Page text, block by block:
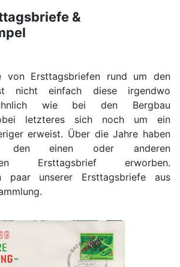
&
von Ersttagsbriefen rund um den
nicht einfach diese irgendwo
wie bei den Bergbau
letzteres sich noch um ein
erweist. Über die Jahre haben
den einen oder anderen
Ersttagsbrief erworben.
paar unserer Ersttagsbriefe aus